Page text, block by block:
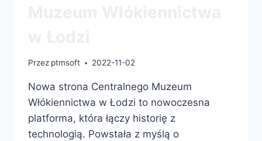
Przez ptmsoft 2022-11-02
Nowa strona Centralnego Muzeum
Włókiennictwa w Łodzi to nowoczesna
platforma, która łączy historię z
technologią. Powstała z myślą o